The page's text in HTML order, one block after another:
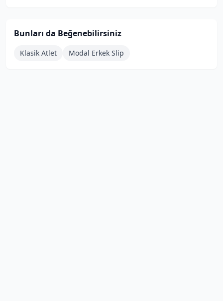
Bunları da Beğenebilirsiniz
Klasik Atlet Modal Erkek Slip